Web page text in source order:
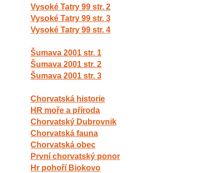
Vysoké Tatry 99 str. 2
Vysoké Tatry 99 str. 3
Vysoké Tatry 99 str. 4
Šumava 2001 str. 1
Šumava 2001 str. 2
Šumava 2001 str. 3
Chorvatská historie
HR moře a příroda
Chorvatský Dubrovnik
Chorvatská fauna
Chorvatská obec
První chorvatský ponor
Hr pohoří Biokovo